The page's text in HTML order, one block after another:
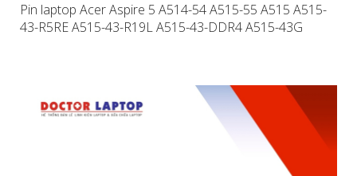
Pin laptop Acer Aspire 5 A514-54 A515-55 A515 A515-
43-R5RE A515-43-R19L A515-43-DDR4 A515-43G